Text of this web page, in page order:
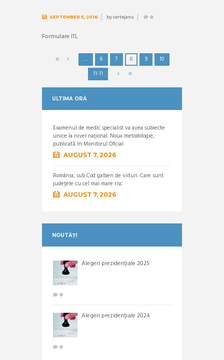
SEPTEMBER 5, 2016 bycertejanu 0
Formulare ITL
… 6 7 8 9
10
11-11
ULTIMA ORĂ
Examenul de medic specialist va avea subiecte
unice la nivel național. Noua metodologie,
publicată în Monitorul Oficial
AUGUST 7, 2026
România, sub Cod galben de viituri. Care sunt
județele cu cel mai mare risc
AUGUST 7, 2026
NOUTĂȚI
Alegeri prezidențiale 2025
0
Alegeri prezidențiale 2024
0